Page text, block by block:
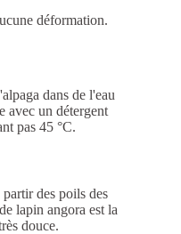
déformation.
dans de l'eau
avec un détergent
pas 45 °C.
des poils des
lapin angora est la
douce.